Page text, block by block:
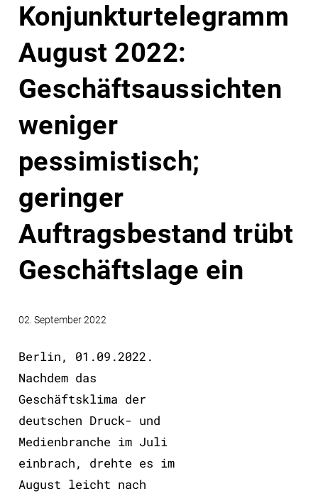
Konjunkturtelegramm
August 2022:
Geschäftsaussichten
weniger
pessimistisch;
geringer
Auftragsbestand trübt
Geschäftslage ein
02. September 2022
Berlin, 01.09.2022.
Nachdem das
Geschäftsklima der
deutschen Druck- und
Medienbranche im Juli
einbrach, drehte es im
August leicht nach